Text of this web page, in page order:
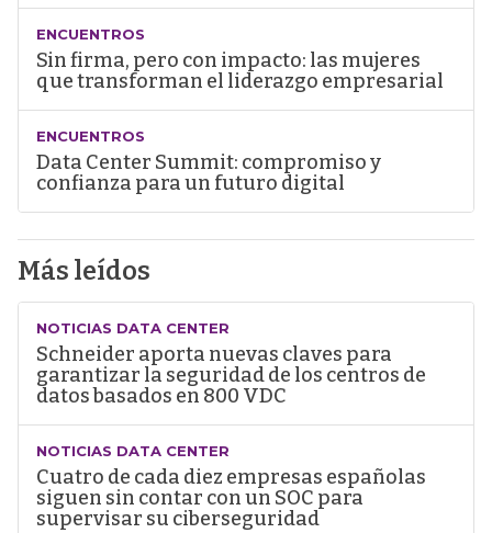
ENCUENTROS
Sin firma, pero con impacto: las mujeres
que transforman el liderazgo empresarial
ENCUENTROS
Data Center Summit: compromiso y
confianza para un futuro digital
Más leídos
NOTICIAS DATA CENTER
Schneider aporta nuevas claves para
garantizar la seguridad de los centros de
datos basados en 800 VDC
NOTICIAS DATA CENTER
Cuatro de cada diez empresas españolas
siguen sin contar con un SOC para
supervisar su ciberseguridad